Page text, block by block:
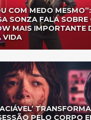
COM MEDO MESMO”:
SONZA FALA SOBRE
MAIS IMPORTANTE
VIDA
PELO CORPO